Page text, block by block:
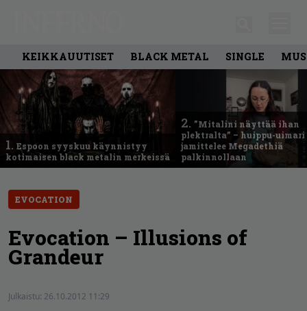
KEIKKAUUTISET BLACK METAL SINGLE
1. Espoon syyskuu käynnistyy
kotimaisen black metalin merkeissä
2. ”Mitalini näyttää ihan
plektralta” – huippu-uimari
jamittelee Megadethiä
palkinnollaan
EVOCATION
Evocation – Illusions of
Grandeur
Julkaistu: 26.10.2012 11:29